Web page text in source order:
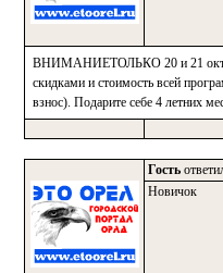
ВНИМАНИЕТОЛЬКО 20 и 21
скидками и стоимость всей
взнос). Подарите себе 4
Гость
Новичок